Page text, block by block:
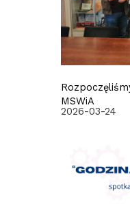
MSWiA
2026-03-24